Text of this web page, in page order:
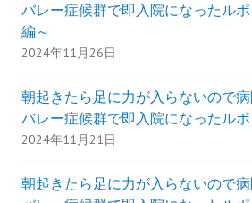
バレー症候群で即入院になったル
編～
2024年11月26日
朝起きたら足に力が入らないので
バレー症候群で即入院になったル
2024年11月21日
朝起きたら足に力が入らないので